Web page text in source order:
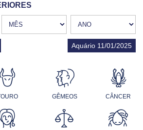
Aquário 11/01/2025
GÊMEOS CÂNCER